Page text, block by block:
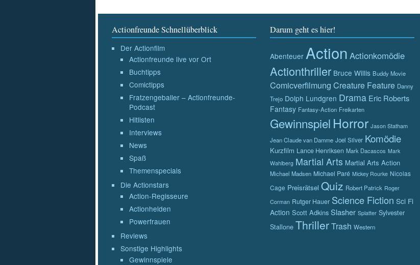
Actionfreunde Schnellüberblick
Der Actionfilm
Actionfreunde live vor Ort
Buchtipps
Comictipps
Fratzengeballer – Actionfreunde-
Podcast
Hitlisten
Interviews
News
Spaß
Themenspecials
Die Actionstars
Action-Regisseure
Actionhelden
Powerfrauen
Reviews
Sonstige Highlights
Gewinnspiele
Darum geht es hier!
Abenteuer Action Actionkomödie
Actionthriller Bruce Willis Buddy Movie
Comicverfilmung Creature Feature Danny
Trejo Dolph Lundgren Drama Eric Roberts
Fantasy Fantasy-Action Freikarten
Gewinnspiel Horror Jason Statham
Jean Claude van Damme Joel Silver Komödie
Kurzfilm Lance Henriksen Mark Dacascos Mark
Wahlberg Martial Arts Martial Arts Action
Michael Madsen Michael Paré Mickey Rourke Nicolas
Cage Preisrätsel Quiz Robert Patrick Roger
Corman Rutger Hauer Science Fiction Sci Fi
Action Scott Adkins Slasher Splatter Sylvester
Stallone ThrillerTrash Western